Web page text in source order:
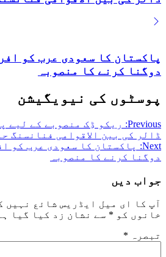
پاکستان کا سعودی عرب کو
دوگنا کرنے کا منصوبہ
پوسٹوں کی نیویگیشن
Previous:
ڈالر کی بین الاقوامی فنانسنگ
Next:
پاکستان کا سعودی عرب کو
دوگنا کرنے کا منصوبہ
جواب دیں
آپ کا ای میل ایڈریس شائع نہیں
خانوں کو * سے نشان زد کیا گیا
تبصرہ *